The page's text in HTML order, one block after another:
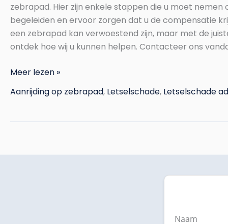
zebrapad. Hier zijn enkele stappen die u moet
begeleiden en ervoor zorgen dat u de compensatie
een zebrapad kan verwoestend zijn, maar met de
ontdek hoe wij u kunnen helpen. Contacteer ons
Meer lezen »
Aanrijding op zebrapad, Letselschade, Letselschade
Naam